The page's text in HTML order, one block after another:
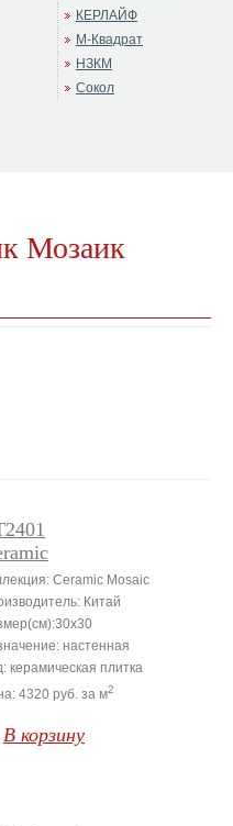
КЕРЛАЙФ
М-Квадрат
НЗКМ
Сокол
Мозаик
Ceramic Mosaic
Китай
настенная
керамическая плитка
4320 руб. за м2
В корзину